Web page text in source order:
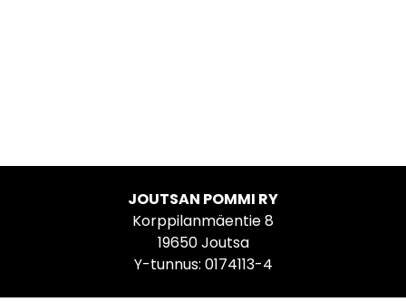
JOUTSAN POMMI RY
Korppilanmäentie 8
19650 Joutsa
Y-tunnus: 0174113-4